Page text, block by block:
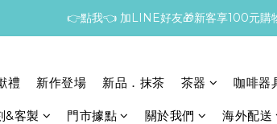
👉點我👈 加LINE好友🎁新客享100元購
禮 新作登場 新品．抹茶 茶器 咖啡器
&客製 門市據點 關於我們 海外配送